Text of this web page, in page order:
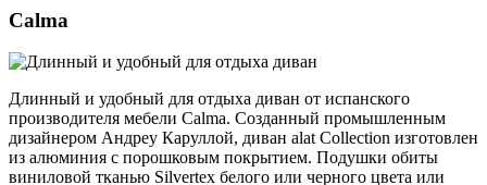
Calma
Длинный и удобный для отдыха диван от испанского
производителя мебели Calma. Созданный промышленным
дизайнером Андреу Каруллой, диван alat Collection изготовлен
из алюминия с порошковым покрытием. Подушки обиты
виниловой тканью Silvertex белого или черного цвета или